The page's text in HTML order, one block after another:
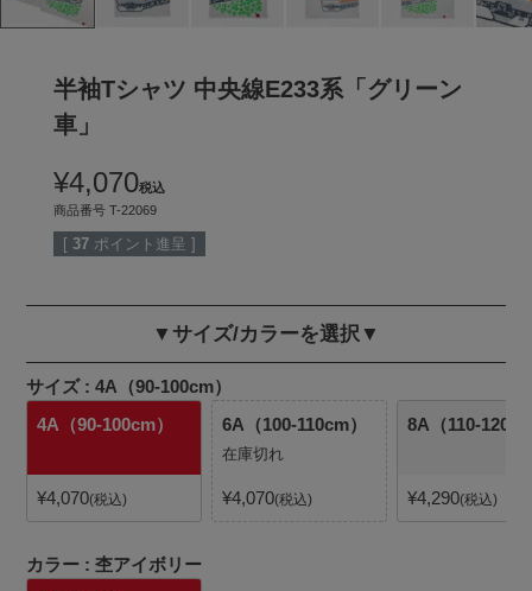
半袖Tシャツ 中央線E233系「グリーン
車」
¥4,070税込
商品番号 T-22069
[ 37 ポイント進呈 ]
▼サイズ/カラーを選択▼
サイズ
4A（90-100cm）
4A（90-100cm）
¥4,070 税込
6A（100-110cm）
在庫切れ
¥4,070 税込
8A（110-
¥4,290 税込
カラー
杢アイボリー